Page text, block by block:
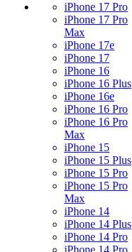
iPhone 17 Pro
iPhone 17 Pro
Max
iPhone 17e
iPhone 17
iPhone 16
iPhone 16 Plus
iPhone 16e
iPhone 16 Pro
iPhone 16 Pro
Max
iPhone 15
iPhone 15 Plus
iPhone 15 Pro
iPhone 15 Pro
Max
iPhone 14
iPhone 14 Plus
iPhone 14 Pro
iPhone 14 Pro